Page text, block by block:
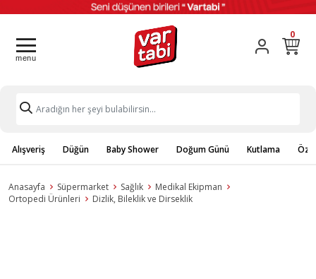
0
Alışveriş Düğün Baby Shower Doğum Günü Kutlama
Anasayfa Süpermarket Sağlık
Medikal Ekipman
Ortopedi Ürünleri
Dizlik, Bileklik ve Dirseklik